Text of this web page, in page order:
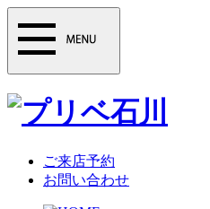
ご来店予約
お問い合わせ